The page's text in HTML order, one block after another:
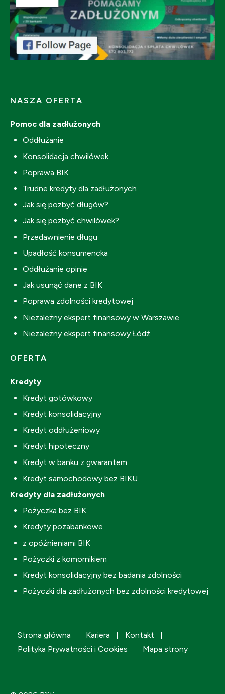
NASZA OFERTA
Pomoc dla zadłużonych
Oddłużanie
Konsolidacja chwilówek
Poprawa BIK
Trudne kredyty dla zadłużonych
Jak się pozbyć długów?
Jak się pozbyć chwilówek?
Przedawnienie długu
Upadłość konsumencka
Oddłużanie opinie
Jak usunąć dane z BIK
Poprawa zdolności kredytowej
Niezależny ekspert finansowy w Warszawie
Niezależny ekspert finansowy Łódź
OFERTA
Kredyty
Kredyt gotówkowy
Kredyt konsolidacyjny
Kredyt oddłużeniowy
Kredyt hipoteczny
Kredyt w banku z gwarantem
Kredyt samochodowy bez BIKU
Kredyty dla zadłużonych
Pożyczka bez BIK
Kredyty pozabankowe
z opóźnieniami BIK
Pożyczki z komornikiem
Kredyt konsolidacyjny bez badania zdolności
Pożyczki dla zadłużonych bez zdolności kredytowej
Strona główna Kariera
Kontakt
Polityka Prywatności i Cookies
Mapa strony